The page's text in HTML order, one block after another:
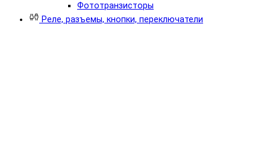
Фототранзисторы
Реле, разъемы, кнопки, переключатели